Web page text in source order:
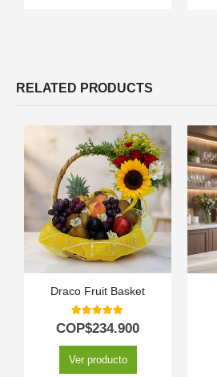
RELATED PRODUCTS
Draco Fruit Basket
5.00out of 5
COP$234.900
Ver producto